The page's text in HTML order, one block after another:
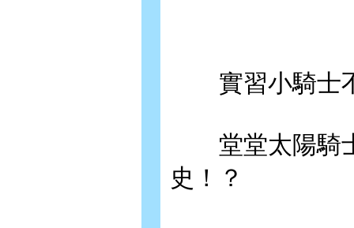
實習小騎士不
堂堂太陽騎士
史！？